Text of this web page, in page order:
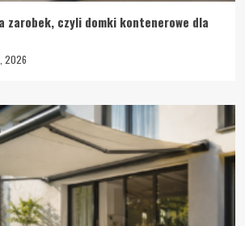
zarobek, czyli domki kontenerowe dla
2026